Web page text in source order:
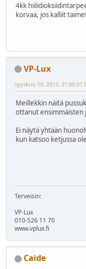
4kk
korvaa, jos kalliit
VP-Lux
syyskuu 10, 2013, 21:00:01
Meillekkin näitä
ottanut ensimmäisten
Ei näytä yhtään
kun katsoo ketjussa
Terveisin:
VP-Lux
010-526 11 70
www.vplux.fi
Caide